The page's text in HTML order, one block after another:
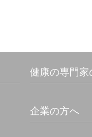
健康の専門家
企業の方へ